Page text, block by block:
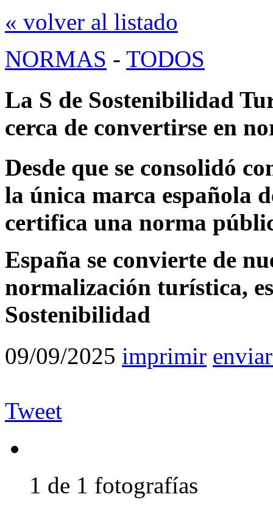
« volver al listado
NORMAS - TODOS
La S de Sostenibilidad
cerca de convertirse en
Desde que se consolidó
la única marca española
certifica una norma
España se convierte de
normalización turística,
Sostenibilidad
09/09/2025 imprimir
Tweet
1 de 1 fotografías